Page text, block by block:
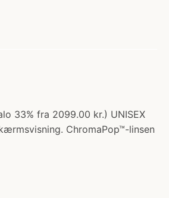
33% fra 2099.00 kr.) UNISEX
ChromaPop™-linsen